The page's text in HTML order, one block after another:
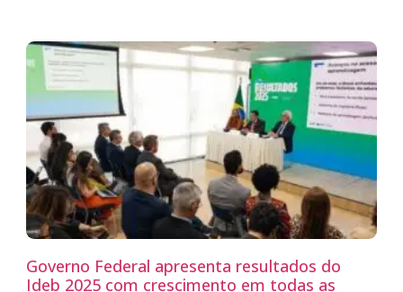
Governo Federal apresenta resultados do
Ideb 2025 com crescimento em todas as